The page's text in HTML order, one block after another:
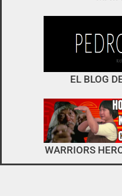
descargar y pirarse».
EL BLOG
WARRIORS